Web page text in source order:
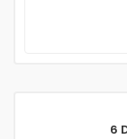
6